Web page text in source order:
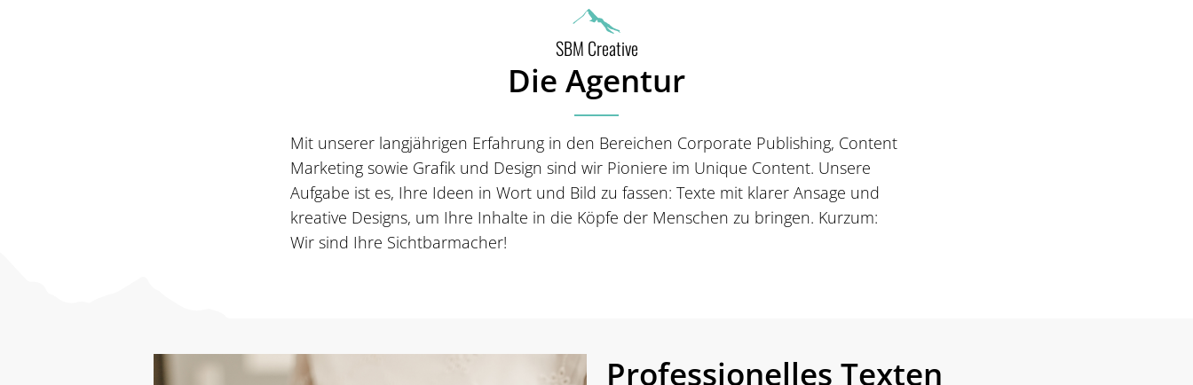
SBM Creative
Die Agentur
Mit unserer langjährigen Erfahrung in den Bereichen Corporate Publishing, Content
Marketing sowie Grafik und Design sind wir Pioniere im Unique Content. Unsere
Aufgabe ist es, Ihre Ideen in Wort und Bild zu fassen: Texte mit klarer Ansage und
kreative Designs, um Ihre Inhalte in die Köpfe der Menschen zu bringen. Kurzum:
Wir sind Ihre Sichtbarmacher!
Professionelles Texten